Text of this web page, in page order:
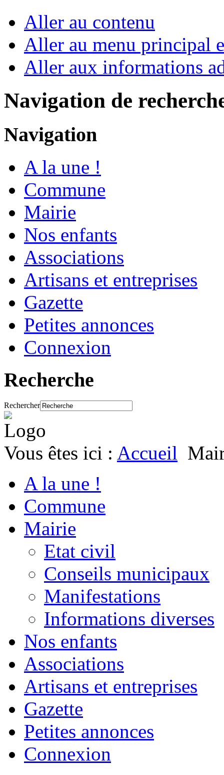
Aller au contenu
Aller au menu principal
Aller aux informations
Navigation de
Navigation
A la une !
Commune
Mairie
Nos enfants
Associations
Artisans et entreprises
Gazette
Petites annonces
Connexion
Recherche
Rechercher
Vous êtes ici : Accueil
A la une !
Commune
Mairie
Etat civil
Conseils municipaux
Manifestations
Informations diverses
Nos enfants
Associations
Artisans et entreprises
Gazette
Petites annonces
Connexion